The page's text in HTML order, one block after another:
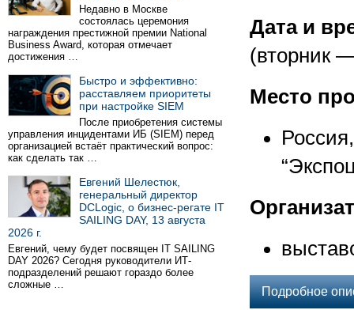
Недавно в Москве
состоялась церемония
награждения престижной премии National
Business Award, которая отмечает
достижения …
Быстро и эффективно:
расставляем приоритеты
при настройке SIEM
После приобретения системы
управления инцидентами ИБ (SIEM) перед
организацией встаёт практический вопрос:
как сделать так …
Евгений Шелестюк,
генеральный директор
DCLogic, о бизнес-регате IT
SAILING DAY, 13 августа
2026 г.
Евгений, чему будет посвящен IT SAILING
DAY 2026? Сегодня руководители ИТ-
подразделений решают гораздо более
сложные …
Дата и
(вторник
Место
Подробное